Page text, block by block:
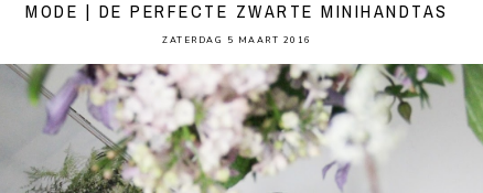
MODE | DE PERFECTE ZWARTE MINIHANDTAS
ZATERDAG 5 MAART 2016